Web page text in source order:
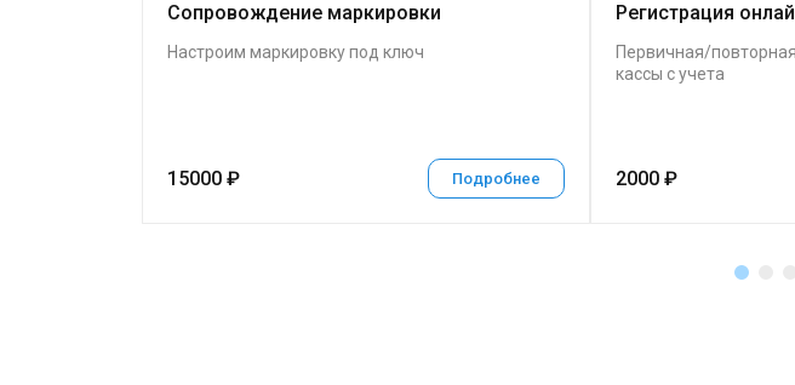
Сопровождение маркировки
Настроим маркировку под ключ
15000 ₽ Подробнее
Регистрация
Первичная/
кассы с учета
2000 ₽